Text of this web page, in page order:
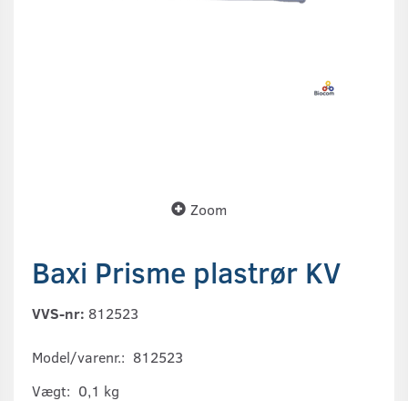
Zoom
Baxi Prisme plastrør KV
VVS-nr: 812523
Model/varenr.: 812523
Vægt: 0,1 kg